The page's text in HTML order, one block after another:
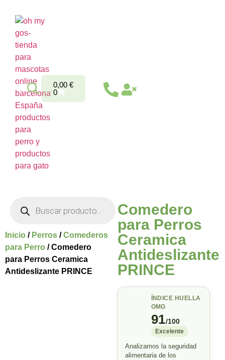
0,00 €
0
Inicio / Perros /Comederos
para Perro / Comedero
para Perros Ceramica
Antideslizante PRINCE
Comedero
para Perros
Ceramica
Antideslizante
PRINCE
ÍNDICE HUELLA
OMG
91/100
Excelente
Analizamos la seguridad
alimentaria de los